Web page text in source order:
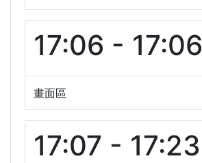
17:06 - 17:06
畫面區
17:07 - 17:23